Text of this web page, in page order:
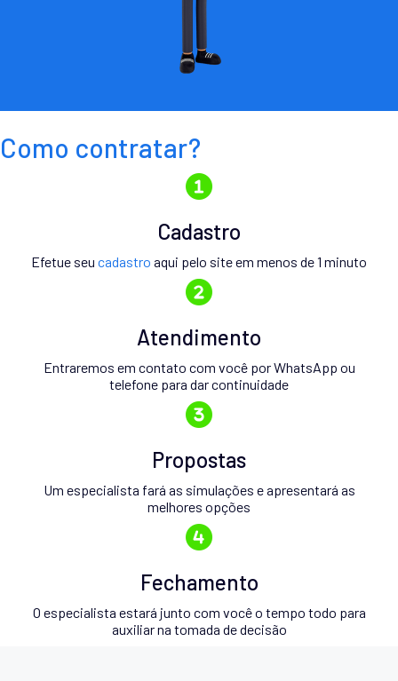
Como contratar?
Cadastro
Efetue seu cadastro aqui pelo site em menos de 1 minuto
Atendimento
Entraremos em contato com você por WhatsApp ou
telefone para dar continuidade
Propostas
Um especialista fará as simulações e apresentará as
melhores opções
Fechamento
O especialista estará junto com você o tempo todo para
auxiliar na tomada de decisão